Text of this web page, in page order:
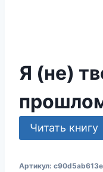
Я (не)
Читать книгу
Артикул: